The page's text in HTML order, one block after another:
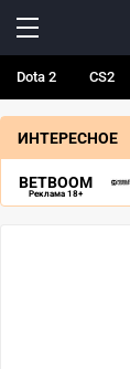
Dota 2 CS2
ИНТЕРЕСНОЕ
BETBOOM
Реклама 18+